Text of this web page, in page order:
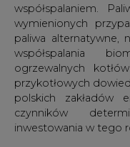
współspalaniem.
wymienionych
paliwa alternatywne,
współspalania
ogrzewalnych
przykotłowych
polskich zakładów
czynników
inwestowania w tego